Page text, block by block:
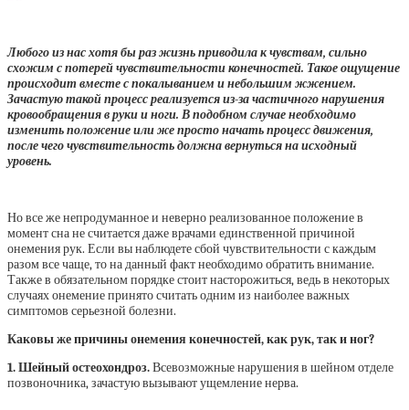
Любого из нас хотя бы раз жизнь приводила к чувствам, сильно
схожим с потерей чувствительности конечностей. Такое ощущение
происходит вместе с покалыванием и небольшим жжением.
Зачастую такой процесс реализуется из-за частичного нарушения
кровообращения в руки и ноги. В подобном случае необходимо
изменить положение или же просто начать процесс движения,
после чего чувствительность должна вернуться на исходный
уровень.
Но все же непродуманное и неверно реализованное положение в
момент сна не считается даже врачами единственной причиной
онемения рук. Если вы наблюдете сбой чувствительности с каждым
разом все чаще, то на данный факт необходимо обратить внимание.
Также в обязательном порядке стоит насторожиться, ведь в некоторых
случаях онемение принято считать одним из наиболее важных
симптомов серьезной болезни.
Каковы же причины онемения конечностей, как рук, так и ног?
1. Шейный остеохондроз.Всевозможные нарушения в шейном отделе
позвоночника, зачастую вызывают ущемление нерва.